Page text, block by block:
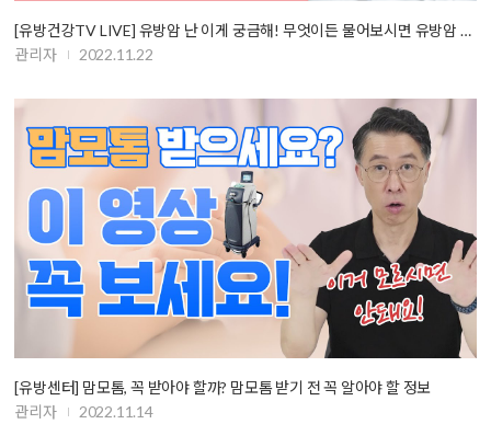
[유방건강TV LIVE] 유방암 난 이게 궁금해! 무엇이든 물어보시면 유방암 명…
관리자
2022.11.22
[유방센터] 맘모톰, 꼭 받아야 할까? 맘모톰 받기 전 꼭 알아야 할 정보
관리자
2022.11.14